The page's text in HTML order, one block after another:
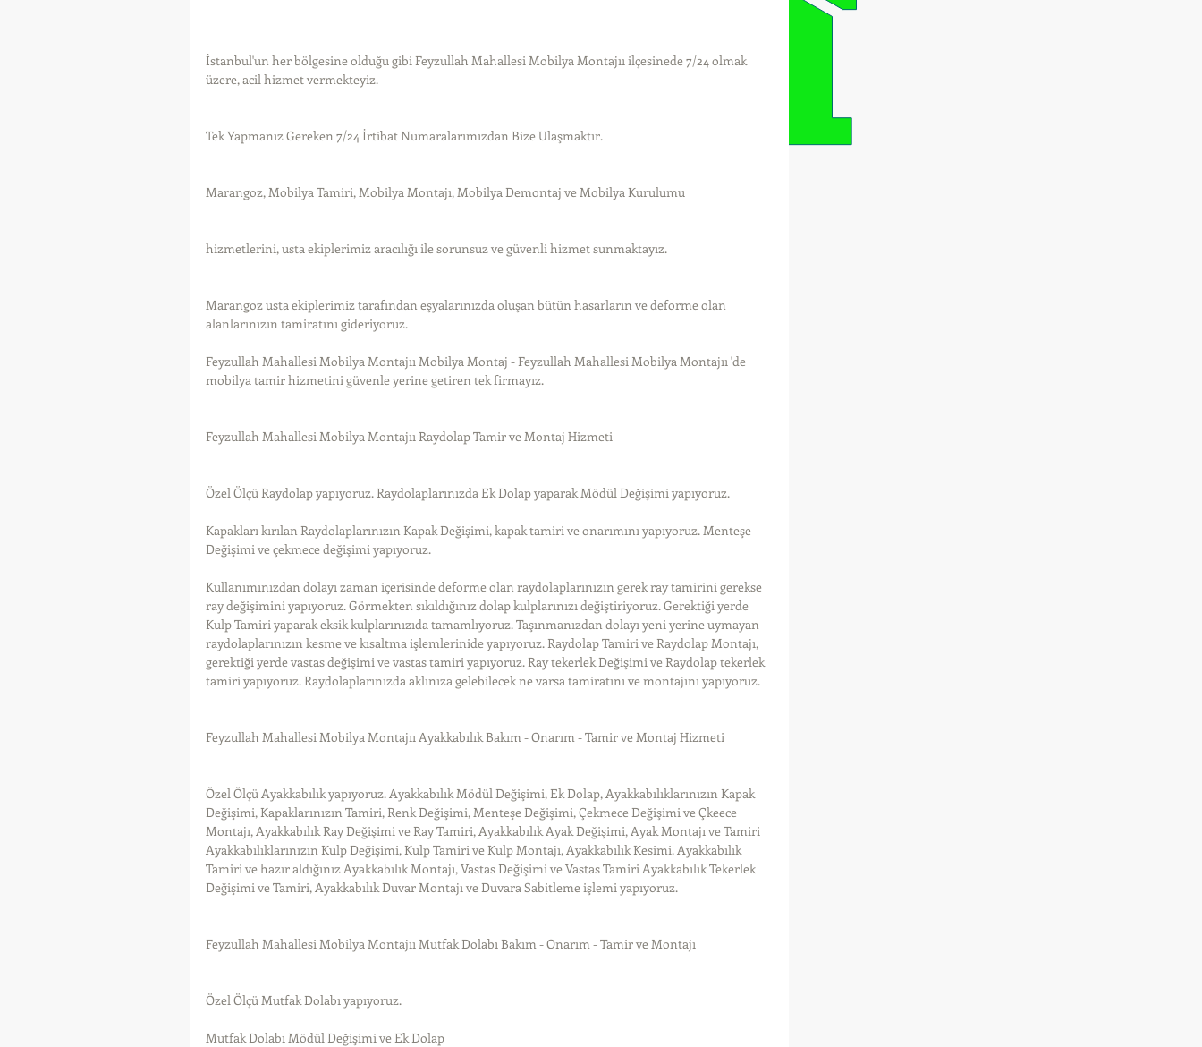
İstanbul'un her bölgesine olduğu gibi Feyzullah Mahallesi Mobilya Montajıı ilçesinede 7/24 olmak
üzere, acil hizmet vermekteyiz.
Tek Yapmanız Gereken 7/24 İrtibat Numaralarımızdan Bize Ulaşmaktır.
Marangoz, Mobilya Tamiri, Mobilya Montajı, Mobilya Demontaj ve Mobilya Kurulumu
hizmetlerini, usta ekiplerimiz aracılığı ile sorunsuz ve güvenli hizmet sunmaktayız.
Marangoz usta ekiplerimiz tarafından eşyalarınızda oluşan bütün hasarların ve deforme olan
alanlarınızın tamiratını gideriyoruz.
Feyzullah Mahallesi Mobilya Montajıı Mobilya Montaj - Feyzullah Mahallesi Mobilya Montajıı 'de
mobilya tamir hizmetini güvenle yerine getiren tek firmayız.
Feyzullah Mahallesi Mobilya Montajıı Raydolap Tamir ve Montaj Hizmeti
Özel Ölçü Raydolap yapıyoruz. Raydolaplarınızda Ek Dolap yaparak Mödül Değişimi yapıyoruz.
Kapakları kırılan Raydolaplarınızın Kapak Değişimi, kapak tamiri ve onarımını yapıyoruz. Menteşe
Değişimi ve çekmece değişimi yapıyoruz.
Kullanımınızdan dolayı zaman içerisinde deforme olan raydolaplarınızın gerek ray tamirini gerekse
ray değişimini yapıyoruz. Görmekten sıkıldığınız dolap kulplarınızı değiştiriyoruz. Gerektiği yerde
Kulp Tamiri yaparak eksik kulplarınızıda tamamlıyoruz. Taşınmanızdan dolayı yeni yerine uymayan
raydolaplarınızın kesme ve kısaltma işlemlerinide yapıyoruz. Raydolap Tamiri ve Raydolap Montajı,
gerektiği yerde vastas değişimi ve vastas tamiri yapıyoruz. Ray tekerlek Değişimi ve Raydolap tekerlek
tamiri yapıyoruz. Raydolaplarınızda aklınıza gelebilecek ne varsa tamiratını ve montajını yapıyoruz.
Feyzullah Mahallesi Mobilya Montajıı Ayakkabılık Bakım - Onarım - Tamir ve Montaj Hizmeti
Özel Ölçü Ayakkabılık yapıyoruz. Ayakkabılık Mödül Değişimi, Ek Dolap, Ayakkabılıklarınızın Kapak
Değişimi, Kapaklarınızın Tamiri, Renk Değişimi, Menteşe Değişimi, Çekmece Değişimi ve Çkeece
Montajı, Ayakkabılık Ray Değişimi ve Ray Tamiri, Ayakkabılık Ayak Değişimi, Ayak Montajı ve Tamiri
Ayakkabılıklarınızın Kulp Değişimi, Kulp Tamiri ve Kulp Montajı, Ayakkabılık Kesimi. Ayakkabılık
Tamiri ve hazır aldığınız Ayakkabılık Montajı, Vastas Değişimi ve Vastas Tamiri Ayakkabılık Tekerlek
Değişimi ve Tamiri, Ayakkabılık Duvar Montajı ve Duvara Sabitleme işlemi yapıyoruz.
Feyzullah Mahallesi Mobilya Montajıı Mutfak Dolabı Bakım - Onarım - Tamir ve Montajı
Özel Ölçü Mutfak Dolabı yapıyoruz.
Mutfak Dolabı Mödül Değişimi ve Ek Dolap